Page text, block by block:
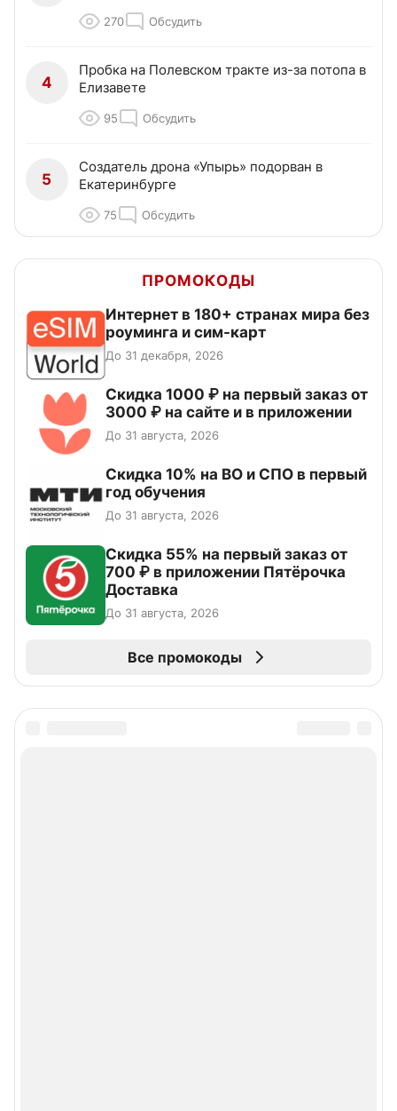
270 Обсудить
4
Пробка на Полевском тракте из-за потопа в
Елизавете
95 Обсудить
5
Создатель дрона «Упырь» подорван в
Екатеринбурге
75 Обсудить
ПРОМОКОДЫ
Интернет в 180+ странах мира без
роуминга и сим-карт
До 31 декабря, 2026
Скидка 1000 ₽ на первый заказ от
3000 ₽ на сайте и в приложении
До 31 августа, 2026
Скидка 10% на ВО и СПО в первый
год обучения
До 31 августа, 2026
Скидка 55% на первый заказ от
700 ₽ в приложении Пятёрочка
Доставка
До 31 августа, 2026
Все промокоды